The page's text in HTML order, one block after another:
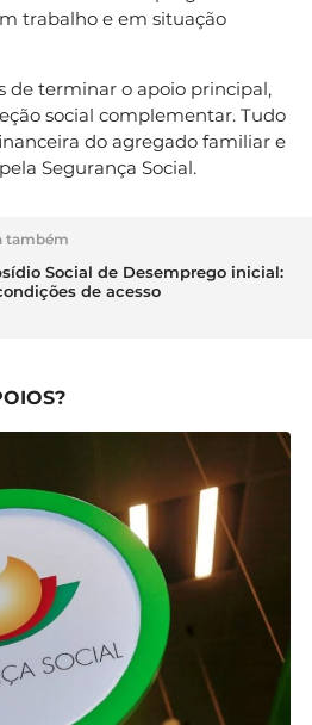
trabalho e em situação
de terminar o apoio principal,
social complementar. Tudo
do agregado familiar e
Segurança Social.
também
Social de Desemprego inicial:
de acesso